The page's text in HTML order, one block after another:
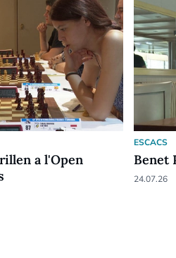
a l'Open
ESCACS
Benet
24.07.26